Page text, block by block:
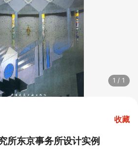
1 / 1
收藏
所东京事务所设计实例